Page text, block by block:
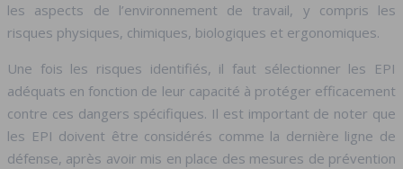
les aspects de l’environnement de travail, y compris les
risques physiques, chimiques, biologiques et ergonomiques.
Une fois les risques identifiés, il faut sélectionner les EPI
adéquats en fonction de leur capacité à protéger efficacement
contre ces dangers spécifiques. Il est important de noter que
les EPI doivent être considérés comme la dernière ligne de
défense, après avoir mis en place des mesures de prévention